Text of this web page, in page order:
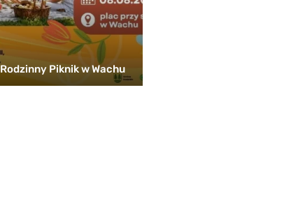
Rodzinny Piknik w Wachu